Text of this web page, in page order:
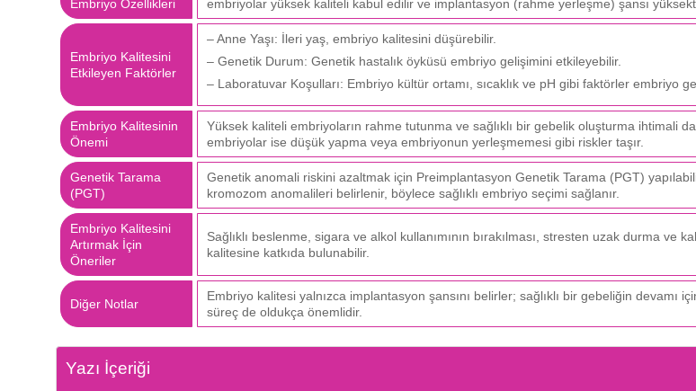
Embriyo Özellikleri
embriyolar yüksek kaliteli kabul edilir ve implantasyon (rahme yerleşme) şansı
Embriyo Kalitesini
Etkileyen Faktörler
– Anne Yaşı: İleri yaş, embriyo kalitesini düşürebilir.
– Genetik Durum: Genetik hastalık öyküsü embriyo gelişimini etkileyebilir.
– Laboratuvar Koşulları: Embriyo kültür ortamı, sıcaklık ve pH gibi faktörler embriyo
Embriyo Kalitesinin
Önemi
Yüksek kaliteli embriyoların rahme tutunma ve sağlıklı bir gebelik oluşturma ihtimali
embriyolar ise düşük yapma veya embriyonun yerleşmemesi gibi riskler taşır.
Genetik Tarama
(PGT)
Genetik anomali riskini azaltmak için Preimplantasyon Genetik Tarama (PGT)
kromozom anomalileri belirlenir, böylece sağlıklı embriyo seçimi sağlanır.
Embriyo Kalitesini
Artırmak İçin
Öneriler
Sağlıklı beslenme, sigara ve alkol kullanımının bırakılması, stresten uzak durma ve
kalitesine katkıda bulunabilir.
Diğer Notlar
Embriyo kalitesi yalnızca implantasyon şansını belirler; sağlıklı bir gebeliğin devamı
süreç de oldukça önemlidir.
Yazı İçeriği